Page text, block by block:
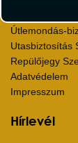
Útlemondás-
Utasbiztosítás
Repülőjegy
Adatvédelem
Impresszum
Hírlevél